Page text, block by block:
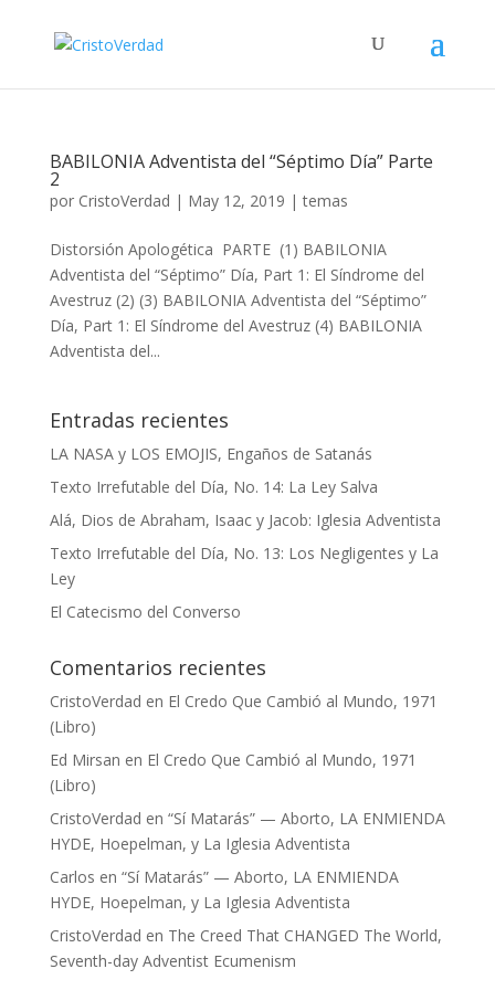
BABILONIA Adventista del “Séptimo Día” Parte
2
por CristoVerdad | May 12, 2019 |temas
Distorsión Apologética PARTE (1) BABILONIA
Adventista del “Séptimo” Día, Part 1: El Síndrome del
Avestruz (2) (3) BABILONIA Adventista del “Séptimo”
Día, Part 1: El Síndrome del Avestruz (4) BABILONIA
Adventista del...
Entradas recientes
LA NASA y LOS EMOJIS, Engaños de Satanás
Texto Irrefutable del Día, No. 14: La Ley Salva
Alá, Dios de Abraham, Isaac y Jacob: Iglesia Adventista
Texto Irrefutable del Día, No. 13: Los Negligentes y La
Ley
El Catecismo del Converso
Comentarios recientes
CristoVerdad en El Credo Que Cambió al Mundo, 1971
(Libro)
Ed Mirsan en El Credo Que Cambió al Mundo, 1971
(Libro)
CristoVerdad en “Sí Matarás” — Aborto, LA ENMIENDA
HYDE, Hoepelman, y La Iglesia Adventista
Carlos en “Sí Matarás” — Aborto, LA ENMIENDA
HYDE, Hoepelman, y La Iglesia Adventista
CristoVerdad en The Creed That CHANGED The World,
Seventh-day Adventist Ecumenism